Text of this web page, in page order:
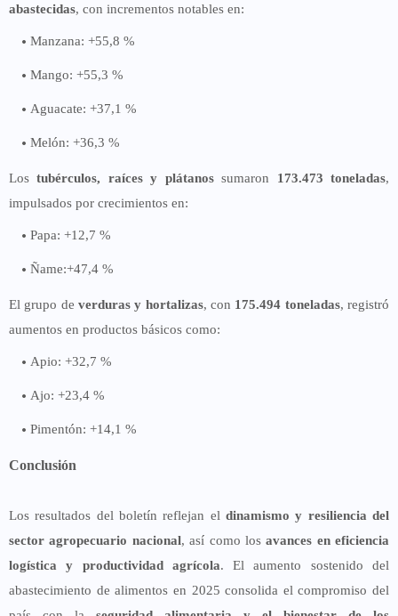
abastecidas, con incrementos notables en:
Manzana: +55,8 %
Mango: +55,3 %
Aguacate: +37,1 %
Melón: +36,3 %
Lostubérculos, raíces y plátanossumaron 173.473 toneladas,
impulsados por crecimientos en:
Papa: +12,7 %
Ñame:+47,4 %
El grupo de verduras y hortalizas, con 175.494 toneladas, registró
aumentos en productos básicos como:
Apio: +32,7 %
Ajo: +23,4 %
Pimentón: +14,1 %
Conclusión
Los resultados del boletín reflejan el dinamismo y resiliencia del
sector agropecuario nacional, así como losavances en eficiencia
logística y productividad agrícola. El aumento sostenido del
abastecimiento de alimentos en 2025 consolida el compromiso del